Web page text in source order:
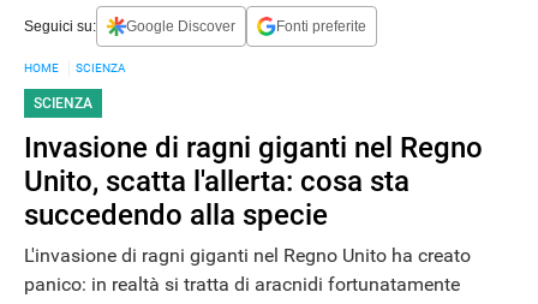
Seguici su: Google Discover Fonti preferite
HOME SCIENZA
SCIENZA
Invasione di ragni giganti nel Regno
Unito, scatta l'allerta: cosa sta
succedendo alla specie
L'invasione di ragni giganti nel Regno Unito ha creato
panico: in realtà si tratta di aracnidi fortunatamente